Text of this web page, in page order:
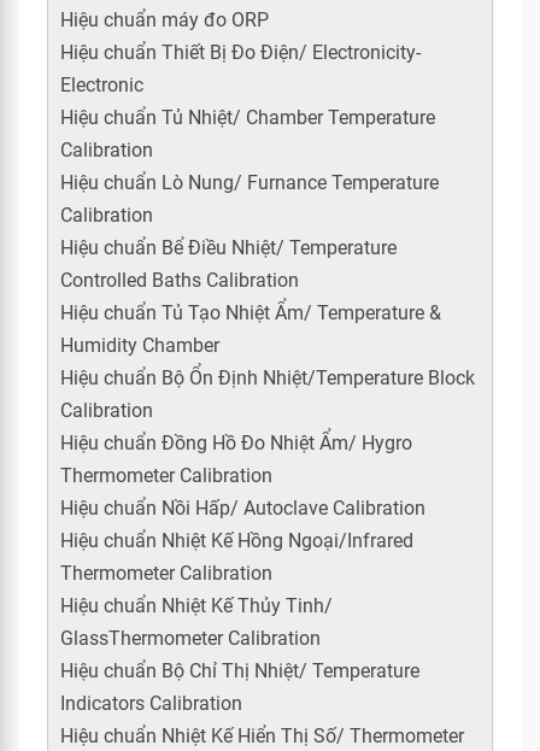
Hiệu chuẩn máy đo ORP
Hiệu chuẩn Thiết Bị Đo Điện/ Electronicity-
Electronic
Hiệu chuẩn Tủ Nhiệt/ Chamber Temperature
Calibration
Hiệu chuẩn Lò Nung/ Furnance Temperature
Calibration
Hiệu chuẩn Bể Điều Nhiệt/ Temperature
Controlled Baths Calibration
Hiệu chuẩn Tủ Tạo Nhiệt Ẩm/ Temperature &
Humidity Chamber
Hiệu chuẩn Bộ Ổn Định Nhiệt/Temperature Block
Calibration
Hiệu chuẩn Đồng Hồ Đo Nhiệt Ẩm/ Hygro
Thermometer Calibration
Hiệu chuẩn Nồi Hấp/ Autoclave Calibration
Hiệu chuẩn Nhiệt Kế Hồng Ngoại/Infrared
Thermometer Calibration
Hiệu chuẩn Nhiệt Kế Thủy Tinh/
GlassThermometer Calibration
Hiệu chuẩn Bộ Chỉ Thị Nhiệt/ Temperature
Indicators Calibration
Hiệu chuẩn Nhiệt Kế Hiển Thị Số/ Thermometer